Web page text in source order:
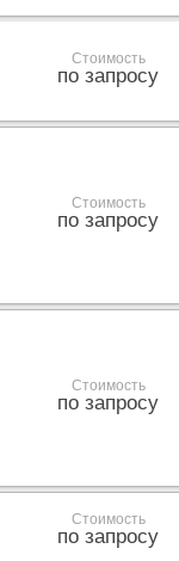
Стоимость
по запросу
Стоимость
по запросу
Стоимость
по запросу
Стоимость
по запросу